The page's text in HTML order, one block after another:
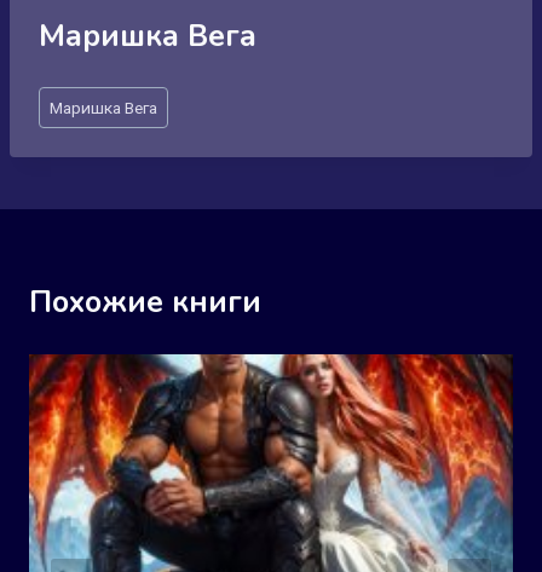
Маришка Вега
Метки
записи:
Маришка Вега
Похожие книги